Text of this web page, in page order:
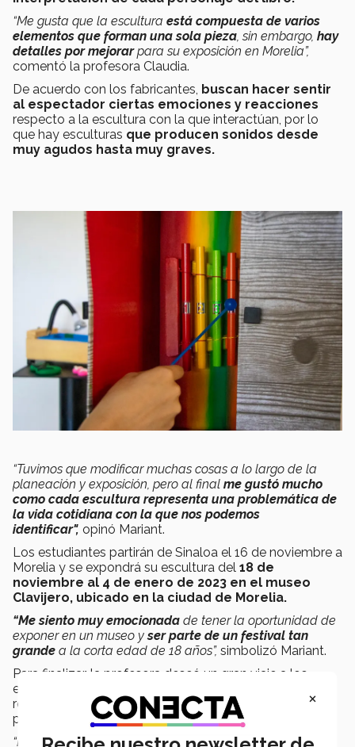
“Me gusta que la escultura está compuesta de varios
elementos que forman una sola pieza, sin embargo, hay
detalles por mejorarpara su exposición en Morelia”,
comentó la profesora Claudia.
De acuerdo con los fabricantes, buscan hacer sentir
al espectador ciertas emociones y reacciones
respecto a la escultura con la que interactúan, por lo
que hay esculturas que producen sonidos desde
muy agudos hasta muy graves.
“Tuvimos que modificar muchas cosas a lo largo de la
planeación y exposición, pero al final me gustó mucho
como cada escultura representa una problemática de
la vida cotidiana con la que nos podemos
identificar", opinó Mariant.
Los estudiantes partirán de Sinaloa el 16 de noviembre a
Morelia y se expondrá su escultura del 18 de
noviembre al 4 de enero de 2023 en el museo
Clavijero, ubicado en la ciudad de Morelia.
“Me siento muy emocionada de tener la oportunidad de
exponer en un museo yser parte de un festival tan
grande a la corta edad de 18 años”, simbolizó Mariant.
Para finalizar, la profesora deseó un gran viaje a los
estudiantes, que se encuentran preparándose y
realizando ajustes a su escultura previo a la
presentación.
“Deseo que los estudiantesdisfruten y aprovechen
×